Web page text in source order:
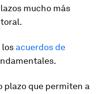
mucho más
los acuerdos de
plazo que permiten a